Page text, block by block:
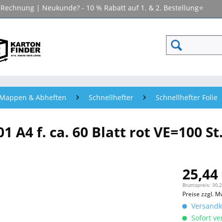
| Neukunde? - 10 % Rabatt auf 1. & 2. Bestellung⭐
& Abheften Schnellhefter Schnellhefter Folie
A4 f. ca. 60 Blatt rot VE=100 St.
Bruttopreis:
Preise zzgl.
Sofort